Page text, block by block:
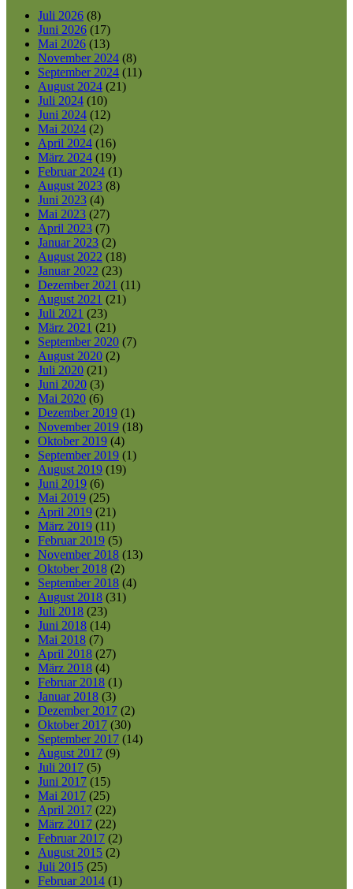
Juli 2026 (8)
Juni 2026 (17)
Mai 2026 (13)
November 2024 (8)
September 2024 (11)
August 2024 (21)
Juli 2024 (10)
Juni 2024 (12)
Mai 2024 (2)
April 2024 (16)
März 2024 (19)
Februar 2024 (1)
August 2023 (8)
Juni 2023 (4)
Mai 2023 (27)
April 2023 (7)
Januar 2023 (2)
August 2022 (18)
Januar 2022 (23)
Dezember 2021 (11)
August 2021 (21)
Juli 2021 (23)
März 2021 (21)
September 2020 (7)
August 2020 (2)
Juli 2020 (21)
Juni 2020 (3)
Mai 2020 (6)
Dezember 2019 (1)
November 2019 (18)
Oktober 2019 (4)
September 2019 (1)
August 2019 (19)
Juni 2019 (6)
Mai 2019 (25)
April 2019 (21)
März 2019 (11)
Februar 2019 (5)
November 2018 (13)
Oktober 2018 (2)
September 2018 (4)
August 2018 (31)
Juli 2018 (23)
Juni 2018 (14)
Mai 2018 (7)
April 2018 (27)
März 2018 (4)
Februar 2018 (1)
Januar 2018 (3)
Dezember 2017 (2)
Oktober 2017 (30)
September 2017 (14)
August 2017 (9)
Juli 2017 (5)
Juni 2017 (15)
Mai 2017 (25)
April 2017 (22)
März 2017 (22)
Februar 2017 (2)
August 2015 (2)
Juli 2015 (25)
Februar 2014 (1)